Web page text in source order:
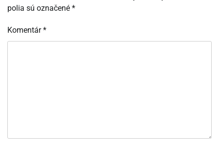
polia sú označené *
Komentár*